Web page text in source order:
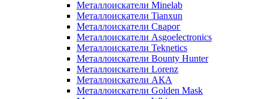
Металлоискатели Minelab
Металлоискатели Tianxun
Металлоискатели Сварог
Металлоискатели Asgoelectronics
Металлоискатели Teknetics
Металлоискатели Bounty Hunter
Металлоискатели Lorenz
Металлоискатели АКА
Металлоискатели Golden Mask